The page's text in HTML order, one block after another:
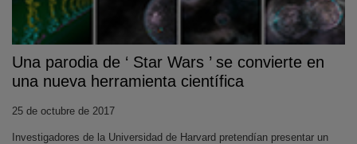
Una parodia de ‘ Star Wars ’ se convierte en
una nueva herramienta científica
25 de octubre de 2017
Investigadores de la Universidad de Harvard pretendían presentar un